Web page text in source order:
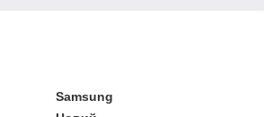
Samsung